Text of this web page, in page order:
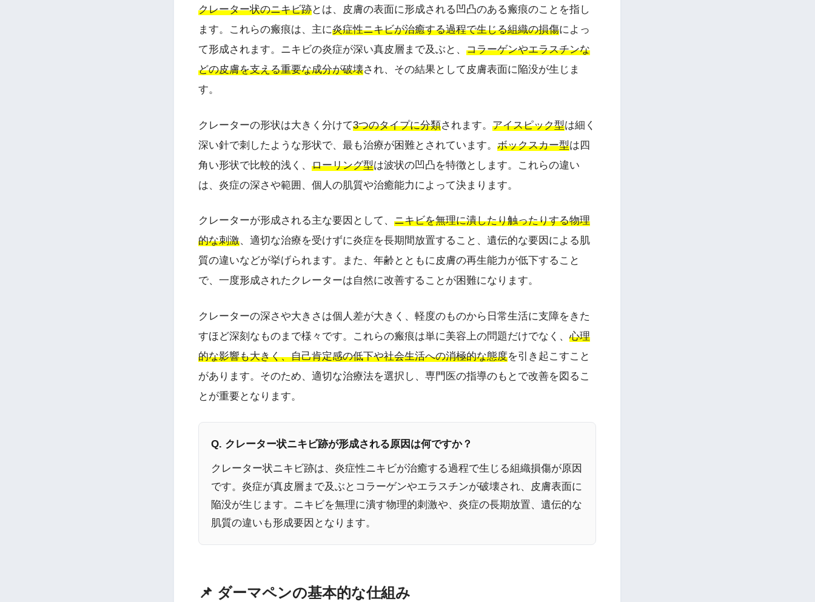
クレーター状のニキビ跡とは、皮膚の表面に形成される凹凸のある瘢痕のことを指し
ます。これらの瘢痕は、主に炎症性ニキビが治癒する過程で生じる組織の損傷によっ
て形成されます。ニキビの炎症が深い真皮層まで及ぶと、 コラーゲンやエラスチンな
どの皮膚を支える重要な成分が破壊され、その結果として皮膚表面に陥没が生じま
す。
クレーターの形状は大きく分けて3つのタイプに分類されます。 アイスピック型は細く
深い針で刺したような形状で、最も治療が困難とされています。 ボックスカー型は四
角い形状で比較的浅く、 ローリング型は波状の凹凸を特徴とします。これらの違い
は、炎症の深さや範囲、個人の肌質や治癒能力によって決まります。
クレーターが形成される主な要因として、 ニキビを無理に潰したり触ったりする物理
的な刺激、適切な治療を受けずに炎症を長期間放置すること、遺伝的な要因による肌
質の違いなどが挙げられます。また、年齢とともに皮膚の再生能力が低下すること
で、一度形成されたクレーターは自然に改善することが困難になります。
クレーターの深さや大きさは個人差が大きく、軽度のものから日常生活に支障をきた
すほど深刻なものまで様々です。これらの瘢痕は単に美容上の問題だけでなく、心理
的な影響も大きく、自己肯定感の低下や社会生活への消極的な態度を引き起こすこと
があります。そのため、適切な治療法を選択し、専門医の指導のもとで改善を図るこ
とが重要となります。
Q. クレーター状ニキビ跡が形成される原因は何ですか？
クレーター状ニキビ跡は、炎症性ニキビが治癒する過程で生じる組織損傷が原因
です。炎症が真皮層まで及ぶとコラーゲンやエラスチンが破壊され、皮膚表面に
陥没が生じます。ニキビを無理に潰す物理的刺激や、炎症の長期放置、遺伝的な
肌質の違いも形成要因となります。
📌 ダーマペンの基本的な仕組み